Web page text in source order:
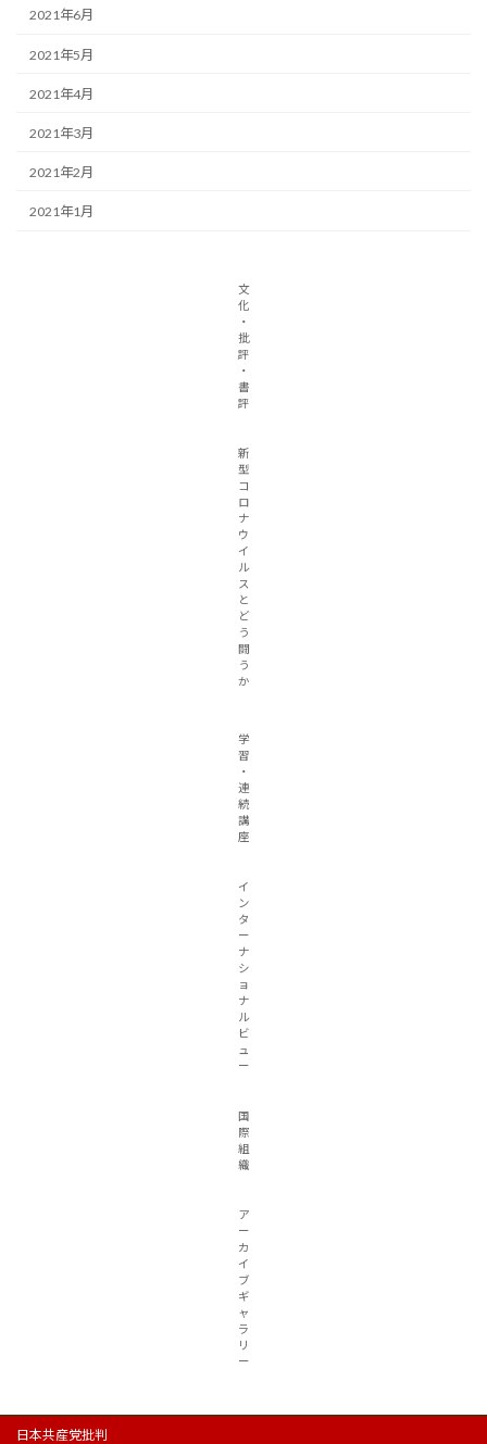
2021年6月
2021年5月
2021年4月
2021年3月
2021年2月
2021年1月
文
化
・
批
評
・
書
評
新
型
コ
ロ
ナ
ウ
イ
ル
ス
と
ど
う
闘
う
か
学
習
・
連
続
講
座
イ
ン
タ
ー
ナ
シ
ョ
ナ
ル
ビ
ュ
ー
国
際
組
織
ア
ー
カ
イ
ブ
ギ
ャ
ラ
リ
ー
日本共産党批判